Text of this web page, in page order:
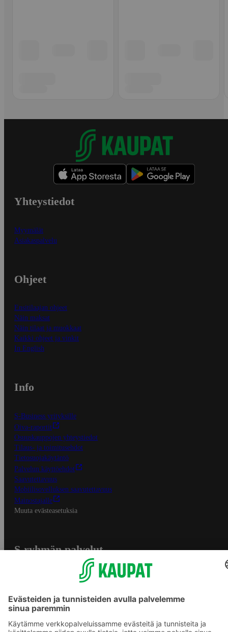
Yhteystiedot
Myymälät
Asiakaspalvelu
Ohjeet
Ensitilaajan ohjeet
Näin maksat
Näin tilaat ja muokkaat
Kaikki ohjeet ja vinkit
In English
Info
S-Business yrityksille
Oiva-raportit
Osuuskauppojen yhteystiedot
Tilaus- ja toimitusehdot
Tietosuojakäytäntö
Palvelun käyttöehdot
Saavutettavuus
Mobiilisovelluksen saavutettavuus
Mainostajalle
Muuta evästeasetuksia
S-ryhmän palvelut
Yhteishyvä Ruoka -sovellus
S-ostoslista -sovellus
Prisma.fi